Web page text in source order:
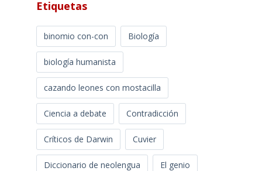
Etiquetas
binomio con-con Biología
biología humanista
cazando leones con mostacilla
Ciencia a debate Contradicción
Críticos de Darwin Cuvier
Diccionario de neolengua El genio